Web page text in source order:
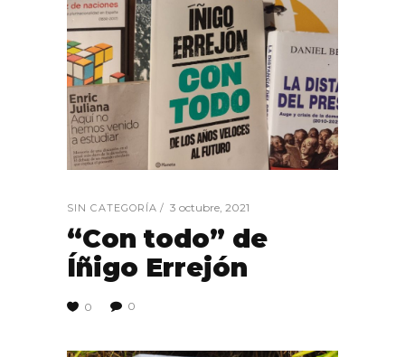
SIN CATEGORÍA 3 octubre, 2021
“Con todo” de
Íñigo Errejón
0 0